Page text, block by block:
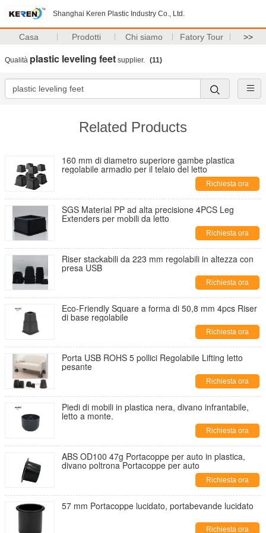
Shanghai Keren Plastic Industry Co., Ltd.
Casa Prodotti Chi siamo Fatory Tour >>
Qualità plastic leveling feet supplier. (11)
Related Products
160 mm di diametro superiore gambe plastica
regolabile armadio per il telaio del letto
Richiesta ora
SGS Material PP ad alta precisione 4PCS Leg
Extenders per mobili da letto
Richiesta ora
Riser stackabili da 223 mm regolabili in altezza con
presa USB
Richiesta ora
Eco-Friendly Square a forma di 50,8 mm 4pcs Riser
di base regolabile
Richiesta ora
Porta USB ROHS 5 pollici Regolabile Lifting letto
pesante
Richiesta ora
Piedi di mobili in plastica nera, divano infrantabile,
letto a monte.
Richiesta ora
ABS OD100 47g Portacoppe per auto in plastica,
divano poltrona Portacoppe per auto
Richiesta ora
57 mm Portacoppe lucidato, portabevande lucidato
Richiesta ora